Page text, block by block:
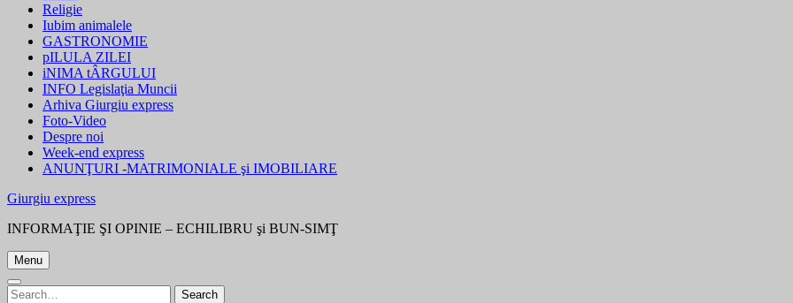
Religie
Iubim animalele
GASTRONOMIE
pILULA ZILEI
iNIMA tÂRGULUI
INFO Legislaţia Muncii
Arhiva Giurgiu express
Foto-Video
Despre noi
Week-end express
ANUNŢURI -MATRIMONIALE şi IMOBILIARE
Giurgiu express
INFORMAŢIE ŞI OPINIE – ECHILIBRU şi BUN-SIMŢ
Menu
Search
Search